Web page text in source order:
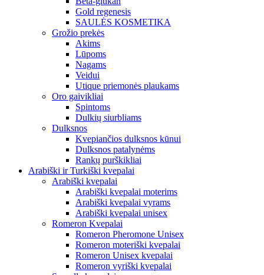
Gold regenesis
SAULĖS KOSMETIKA
Grožio prekės
Akims
Lūpoms
Nagams
Veidui
Utique priemonės plaukams
Oro gaivikliai
Spintoms
Dulkių siurbliams
Dulksnos
Kvepiančios dulksnos kūnui
Dulksnos patalynėms
Rankų purškikliai
Arabiški ir Turkiški kvepalai
Arabiški kvepalai
Arabiški kvepalai moterims
Arabiški kvepalai vyrams
Arabiški kvepalai unisex
Romeron Kvepalai
Romeron Pheromone Unisex
Romeron moteriški kvepalai
Romeron Unisex kvepalai
Romeron vyriški kvepalai